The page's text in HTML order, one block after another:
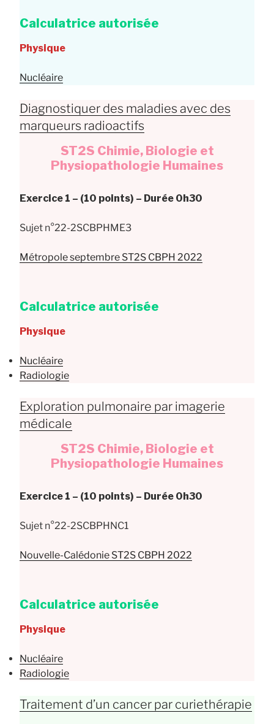
Calculatrice autorisée
Physique
Nucléaire
Diagnostiquer des maladies avec des
marqueurs radioactifs
ST2S Chimie, Biologie et
Physiopathologie Humaines
Exercice 1 – (10 points) – Durée 0h30
Sujet n°22-2SCBPHME3
Métropole septembre ST2S CBPH 2022
Calculatrice autorisée
Physique
Nucléaire
Radiologie
Exploration pulmonaire par imagerie
médicale
ST2S Chimie, Biologie et
Physiopathologie Humaines
Exercice 1 – (10 points) – Durée 0h30
Sujet n°22-2SCBPHNC1
Nouvelle-Calédonie ST2S CBPH 2022
Calculatrice autorisée
Physique
Nucléaire
Radiologie
Traitement d’un cancer par curiethérapie